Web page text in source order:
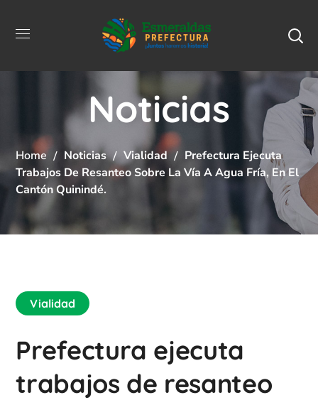
Noticias
Home Noticias Vialidad
Prefectura Ejecuta
Trabajos De Resanteo Sobre La Vía A Agua Fría, En El
Cantón Quinindé.
Vialidad
Prefectura ejecuta
trabajos de resanteo